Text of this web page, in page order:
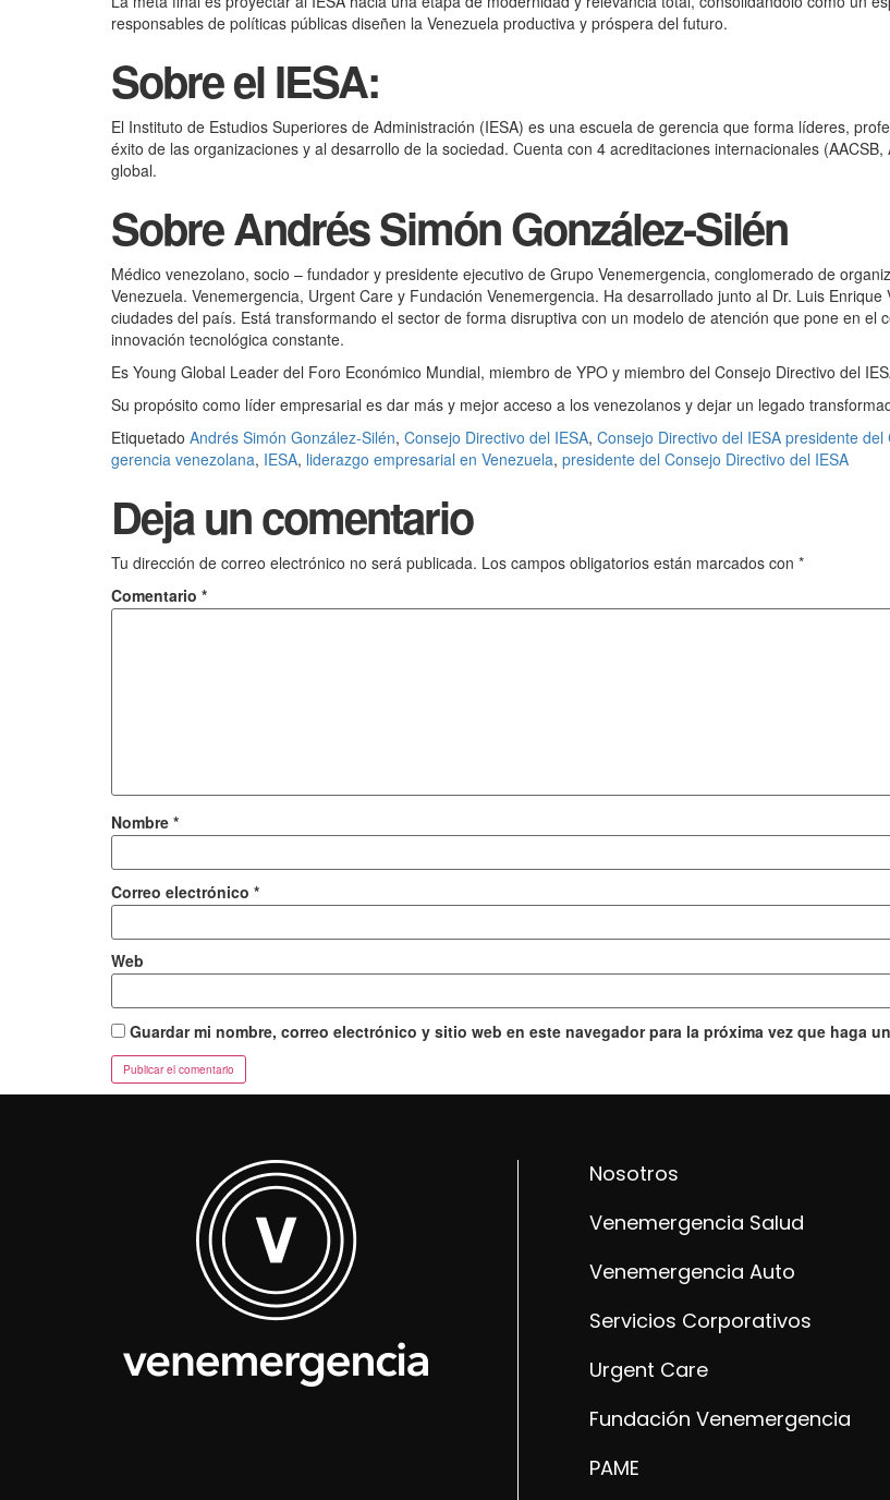
responsables de políticas públicas diseñen la Venezuela productiva y próspera del futuro.
Sobre el IESA:
El Instituto de Estudios Superiores de Administración (IESA) es una escuela de gerencia que forma líderes,
éxito de las organizaciones y al desarrollo de la sociedad. Cuenta con 4 acreditaciones internacionales
global.
Sobre Andrés Simón González-Silén
Médico venezolano, socio – fundador y presidente ejecutivo de Grupo Venemergencia, conglomerado de
Venezuela. Venemergencia, Urgent Care y Fundación Venemergencia. Ha desarrollado junto al Dr. Luis
ciudades del país. Está transformando el sector de forma disruptiva con un modelo de atención que pone en el
innovación tecnológica constante.
Es Young Global Leader del Foro Económico Mundial, miembro de YPO y miembro del Consejo Directivo del
Su propósito como líder empresarial es dar más y mejor acceso a los venezolanos y dejar un legado
Etiquetado Andrés Simón González-Silén, Consejo Directivo del IESA, Consejo Directivo del IESA presidente
gerencia venezolana, IESA, liderazgo empresarial en Venezuela, presidente del Consejo Directivo del IESA
Deja un comentario
Tu dirección de correo electrónico no será publicada. Los campos obligatorios están marcados con *
Comentario *
Nombre *
Correo electrónico *
Web
Guardar mi nombre, correo electrónico y sitio web en este navegador para la próxima vez que haga
Nosotros
Venemergencia Salud
Venemergencia Auto
Servicios Corporativos
Urgent Care
Fundación Venemergencia
PAME